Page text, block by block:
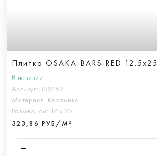
Плитка OSAKA BARS RED 12.5x25
В наличии
Артикул: 133482
Материал: Керамика
Размер, см: 12 х 25
323,86 РУБ/М²